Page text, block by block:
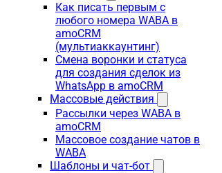
Как писать первым с
любого номера WABA в
amoCRM
(мультиаккаунтинг)
Смена воронки и статуса
для создания сделок из
WhatsApp в amoCRM
Массовые действия
Рассылки через WABA в
amoCRM
Массовое создание чатов в
WABA
Шаблоны и чат-бот